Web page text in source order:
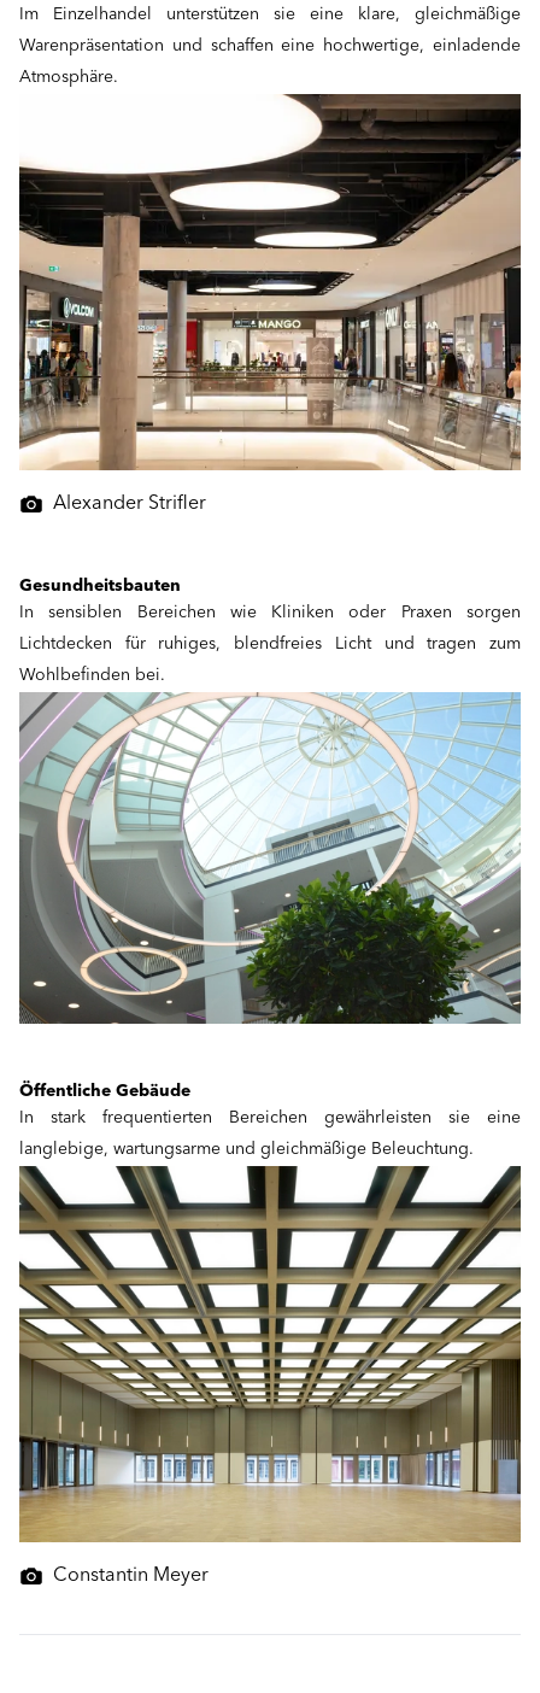
Im Einzelhandel unterstützen sie eine klare, gleichmäßige
Warenpräsentation und schaffen eine hochwertige, einladende
Atmosphäre.
Alexander Strifler
Gesundheitsbauten
In sensiblen Bereichen wie Kliniken oder Praxen sorgen
Lichtdecken für ruhiges, blendfreies Licht und tragen zum
Wohlbefinden bei.
Öffentliche Gebäude
In stark frequentierten Bereichen gewährleisten sie eine
langlebige, wartungsarme und gleichmäßige Beleuchtung.
Constantin Meyer